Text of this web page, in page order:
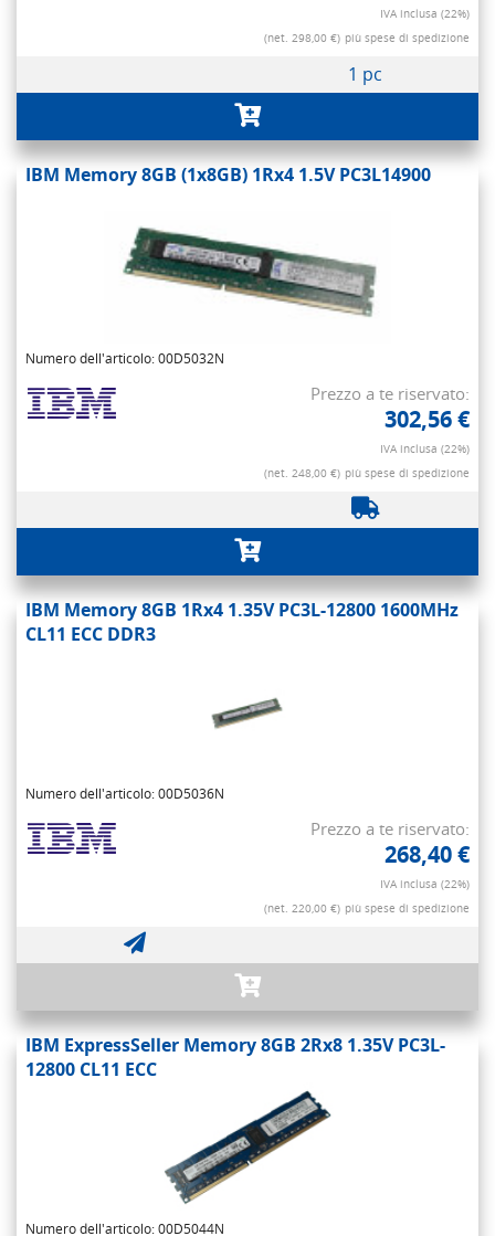
IVA inclusa (22%)
(net. 298,00 €) più spese di spedizione
1 pc
IBM Memory 8GB (1x8GB) 1Rx4 1.5V PC3L14900
Numero dell'articolo: 00D5032N
Prezzo a te riservato:
302,56 €
IVA inclusa (22%)
(net. 248,00 €) più spese di spedizione
IBM Memory 8GB 1Rx4 1.35V PC3L-12800 1600MHz
CL11 ECC DDR3
Numero dell'articolo: 00D5036N
Prezzo a te riservato:
268,40 €
IVA inclusa (22%)
(net. 220,00 €) più spese di spedizione
IBM ExpressSeller Memory 8GB 2Rx8 1.35V PC3L-
12800 CL11 ECC
Numero dell'articolo: 00D5044N